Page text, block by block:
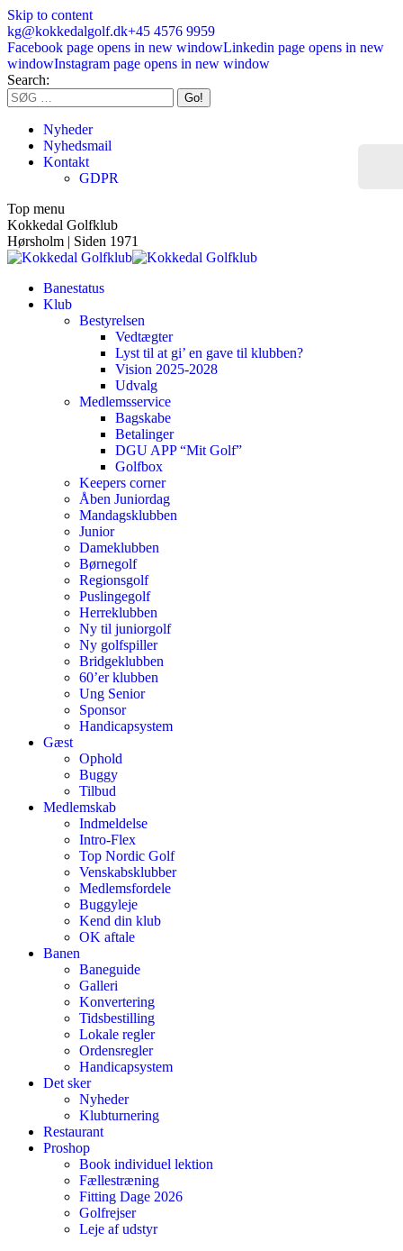
Skip to content
kg@kokkedalgolf.dk+45 4576 9959
Facebook page opens in new windowLinkedin page opens in new
windowInstagram page opens in new window
Search:
Nyheder
Nyhedsmail
Kontakt
GDPR
Top menu
Kokkedal Golfklub
Hørsholm | Siden 1971
Banestatus
Klub
Bestyrelsen
Vedtægter
Lyst til at gi’ en gave til klubben?
Vision 2025-2028
Udvalg
Medlemsservice
Bagskabe
Betalinger
DGU APP “Mit Golf”
Golfbox
Keepers corner
Åben Juniordag
Mandagsklubben
Junior
Dameklubben
Børnegolf
Regionsgolf
Puslingegolf
Herreklubben
Ny til juniorgolf
Ny golfspiller
Bridgeklubben
60’er klubben
Ung Senior
Sponsor
Handicapsystem
Gæst
Ophold
Buggy
Tilbud
Medlemskab
Indmeldelse
Intro-Flex
Top Nordic Golf
Venskabsklubber
Medlemsfordele
Buggyleje
Kend din klub
OK aftale
Banen
Baneguide
Galleri
Konvertering
Tidsbestilling
Lokale regler
Ordensregler
Handicapsystem
Det sker
Nyheder
Klubturnering
Restaurant
Proshop
Book individuel lektion
Fællestræning
Fitting Dage 2026
Golfrejser
Leje af udstyr